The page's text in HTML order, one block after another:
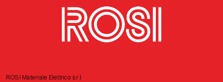
ROSI Materiale Elettrico s.r.l.